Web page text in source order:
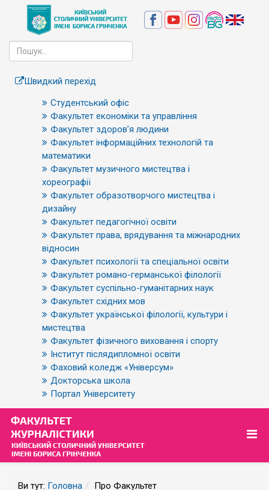
Швидкий перехід
Студентський офіс
Факультет економіки та управління
Факультет здоров’я людини
Факультет інформаційних технологій та
математики
Факультет музичного мистецтва і
хореографії
Факультет образотворчого мистецтва і
дизайну
Факультет педагогічної освіти
Факультет права, врядування та міжнародних
відносин
Факультет психології та спеціальної освіти
Факультет романо-германської філології
Факультет суспільно-гуманітарних наук
Факультет східних мов
Факультет української філології, культури і
мистецтва
Факультет фізичного виховання і спорту
Інститут післядипломної освіти
Фаховий коледж «Універсум»
Докторська школа
Портал Університету
Ви тут: Головна
Про Факультет